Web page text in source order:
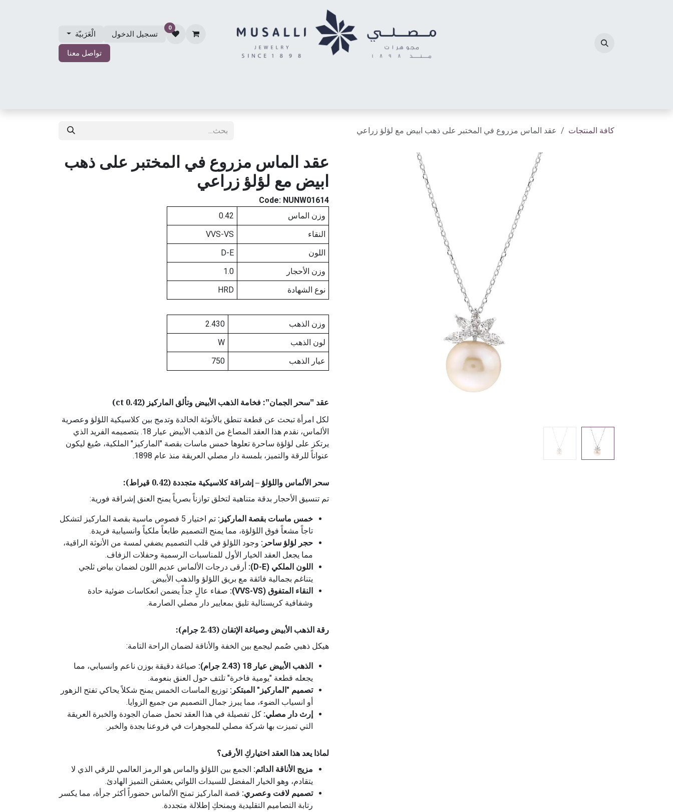
0
تسجيل الدخول الْعَرَبيّة
تواصل معنا
كافة المنتجات عقد الماس مزروع في المختبر على ذهب ابيض مع لؤلؤ زراعي
عقد الماس مزروع في المختبر على ذهب
ابيض مع لؤلؤ زراعي
Code: NUNW01614
وزن الماس
0.42
النقاء
VVS-VS
اللون
D-E
وزن الأحجار
1.0
نوع الشهادة
HRD
وزن الذهب
2.430
لون الذهب
W
عيار الذهب
750
عقد "سحر الجمان": فخامة الذهب الأبيض وتألق الماركيز (0.42 ct)
لكل امرأة تبحث عن قطعة تنطق بالأنوثة الخالدة وتدمج بين كلاسيكية اللؤلؤ وعصرية
الألماس، نقدم هذا العقد المصاغ من الذهب الأبيض عيار 18. بتصميمه الفريد الذي
يرتكز على لؤلؤة ساحرة تعلوها خمس ماسات بقصة "الماركيز" الملكية، صُيغ ليكون
عنواناً للرقة والتميز، بلمسة دار مصلي العريقة منذ عام 1898.
سحر الألماس واللؤلؤ – إشراقة كلاسيكية متجددة (0.42 قيراط):
تم تنسيق الأحجار بدقة متناهية لتخلق توازناً بصرياً يمنح العنق إشراقة فورية:
خمس ماسات بقصة الماركيز:
تم اختيار 5 فصوص ماسية بقصة الماركيز لتشكل
تاجاً مشعاً فوق اللؤلؤة، مما يمنح التصميم طابعاً ملكياً وانسيابية فريدة.
حجر لؤلؤ ساحر: وجود اللؤلؤ في قلب التصميم يضفي لمسة من الأنوثة الراقية،
مما يجعل العقد الخيار الأول للمناسبات الرسمية وحفلات الزفاف.
اللون الملكي (D-E):
أرقى درجات الألماس عديم اللون لضمان بياض ثلجي
يتناغم بجمالية فائقة مع بريق اللؤلؤ والذهب الأبيض.
النقاء المتفوق (VVS-VS):
صفاء عالٍ جداً يضمن انعكاسات ضوئية حادة
وشفافية كريستالية تليق بمعايير دار مصلي الصارمة.
رقة الذهب الأبيض وصياغة الإتقان (2.43 جرام):
هيكل ذهبي صُمم ليجمع بين الخفة والأناقة لضمان الراحة التامة:
الذهب الأبيض عيار 18 (2.43 جرام):
صياغة دقيقة بوزن ناعم وانسيابي، مما
يجعله قطعة "يومية فاخرة" تلتف حول العنق بنعومة.
تصميم "الماركيز" المبتكر: توزيع الماسات الخمس يمنح شكلاً يحاكي تفتح الزهور
أو انسياب الضوء، مما يبرز جمال التصميم من جميع الزوايا.
إرث دار مصلي: كل تفصيلة في هذا العقد تحمل ضمان الجودة والخبرة العريقة
التي تميزت بها شركة مصلي للمجوهرات في فروعنا بجدة والخبر.
لماذا يعد هذا العقد اختياركِ الأرقى؟
مزيج الأناقة الدائم: الجمع بين اللؤلؤ والماس هو الرمز العالمي للرقي الذي لا
يتقادم، وهو الخيار المفضل للسيدات اللواتي يعشقن التميز الهادئ.
تصميم لافت وعصري: قصة الماركيز تمنح الألماس حضوراً أكثر جرأة، مما يكسر
رتابة التصاميم التقليدية ويمنحكِ إطلالة متجددة.